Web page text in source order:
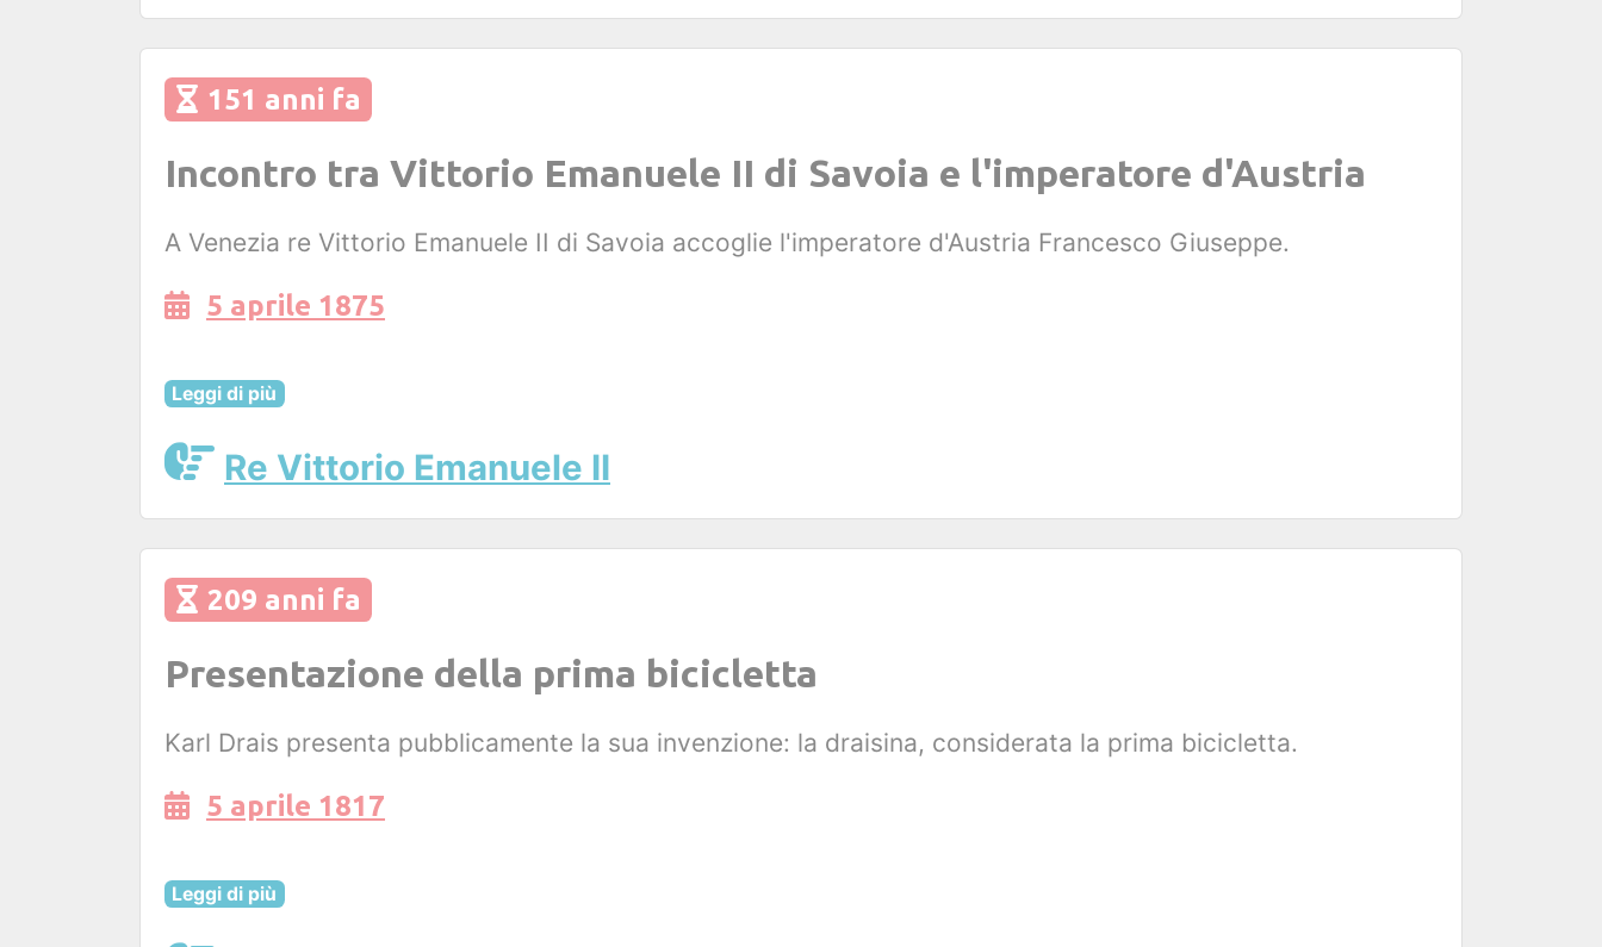
151 anni fa
Incontro tra Vittorio Emanuele II di Savoia e l'imperatore d'Austria
A Venezia re Vittorio Emanuele II di Savoia accoglie l'imperatore d'Austria Francesco Giuseppe.
5 aprile 1875
Leggi di più
Re Vittorio Emanuele II
209 anni fa
Presentazione della prima bicicletta
Karl Drais presenta pubblicamente la sua invenzione: la draisina, considerata la prima bicicletta.
5 aprile 1817
Leggi di più